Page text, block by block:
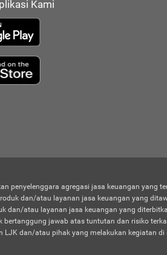
Kami
penyelenggara agregasi jasa keuangan yang
dan/atau layanan jasa keuangan yang
dan/atau layanan jasa keuangan yang
bertanggung jawab atas tuntutan dan risiko
LJK dan/atau pihak yang melakukan kegiatan di